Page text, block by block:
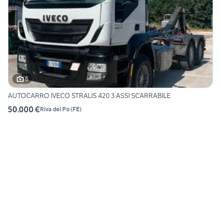
6
AUTOCARRO IVECO STRALIS 420 3 ASSI SCARRABILE
50.000 €Riva del Po(FE)